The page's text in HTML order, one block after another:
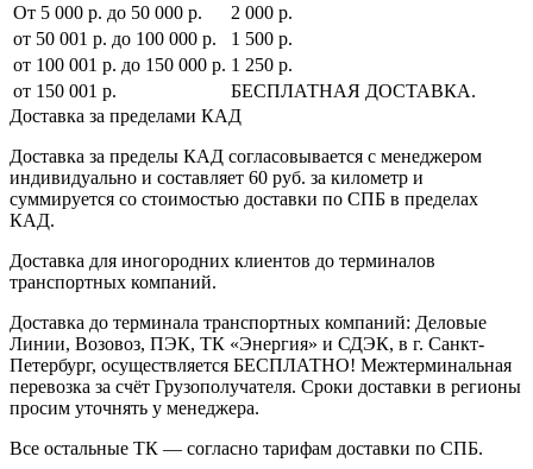
От 5 000 р. до 50 000 р.
2 000 р.
от 50 001 р. до 100 000 р.
1 500 р.
от 100 001 р. до 150 000 р. 1 250 р.
от 150 001 р.
БЕСПЛАТНАЯ ДОСТАВКА.
Доставка за пределами КАД
Доставка за пределы КАД согласовывается с менеджером
индивидуально и составляет 60 руб. за километр и
суммируется со стоимостью доставки по СПБ в пределах
КАД.
Доставка для иногородних клиентов до терминалов
транспортных компаний.
Доставка до терминала транспортных компаний: Деловые
Линии, Возовоз, ПЭК, ТК «Энергия» и СДЭК, в г. Санкт-
Петербург, осуществляется БЕСПЛАТНО! Межтерминальная
перевозка за счёт Грузополучателя. Сроки доставки в регионы
просим уточнять у менеджера.
Все остальные ТК — согласно тарифам доставки по СПБ.